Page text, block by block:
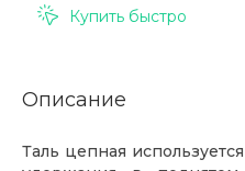
Купить быстро
Описание
Таль цепная